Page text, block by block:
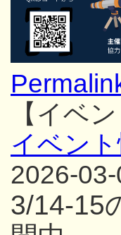
【イベ
イベン
2026-
3/14-15